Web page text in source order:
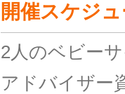
開催スケジ
2人のベビー
アドバイザー